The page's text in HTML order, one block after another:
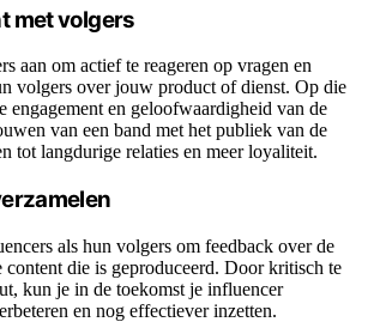
met volgers
aan om actief te reageren op vragen en
volgers over jouw product of dienst. Op die
engagement en geloofwaardigheid van de
van een band met het publiek van de
tot langdurige relaties en meer loyaliteit.
als hun volgers om feedback over de
content die is geproduceerd. Door kritisch te
kun je in de toekomst je influencer
en nog effectiever inzetten.